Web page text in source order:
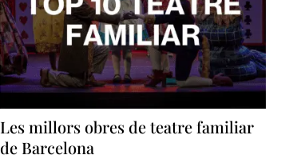
Les millors obres de teatre familiar
de Barcelona